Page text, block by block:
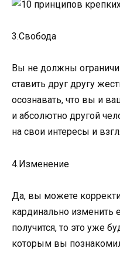
3.Свобода
Вы не должны
ставить друг другу
осознавать, что вы и
и абсолютно другой
на свои интересы и
4.Изменение
Да, вы можете
кардинально изменить
получится, то это уже
которым вы